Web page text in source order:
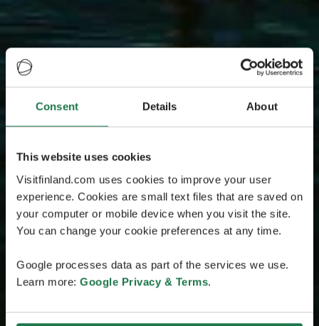
Consent Details About
This website uses cookies
Visitfinland.com uses cookies to improve your user
experience. Cookies are small text files that are saved on
your computer or mobile device when you visit the site.
You can change your cookie preferences at any time.
Google processes data as part of the services we use.
Learn more: Google Privacy & Terms.